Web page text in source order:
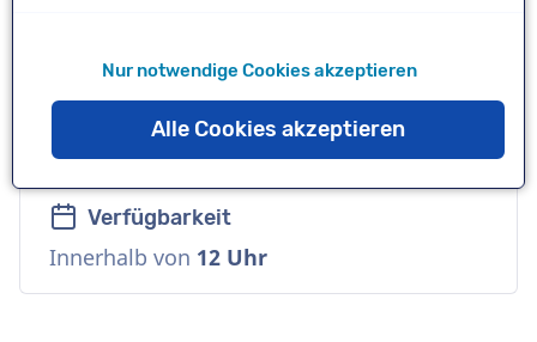
Sprecher
Kommerziell, Tief, Cool
Verfügbarkeit
Innerhalb von 12 Uhr
Nur notwendige Cookies akzeptieren
Alle Cookies akzeptieren